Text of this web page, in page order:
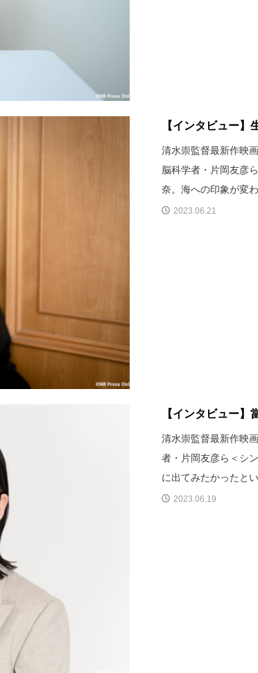
【インタビュー】
清水崇監督最新作映
脳科学者・片岡友彦
奈。海への印象が変
2023.06.21
【インタビュー
清水崇監督最新作映
者・片岡友彦ら＜シ
に出てみたかったと
2023.06.19